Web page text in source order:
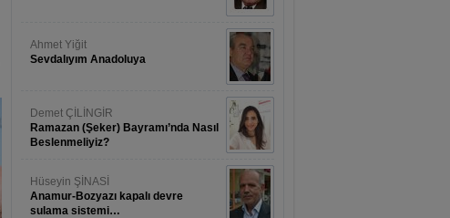
Ahmet Yiğit
Sevdalıyım Anadoluya
Demet ÇİLİNGİR
Ramazan (Şeker) Bayramı’nda Nasıl
Beslenmeliyiz?
Hüseyin ŞİNASİ
Anamur-Bozyazı kapalı devre
sulama sistemi…